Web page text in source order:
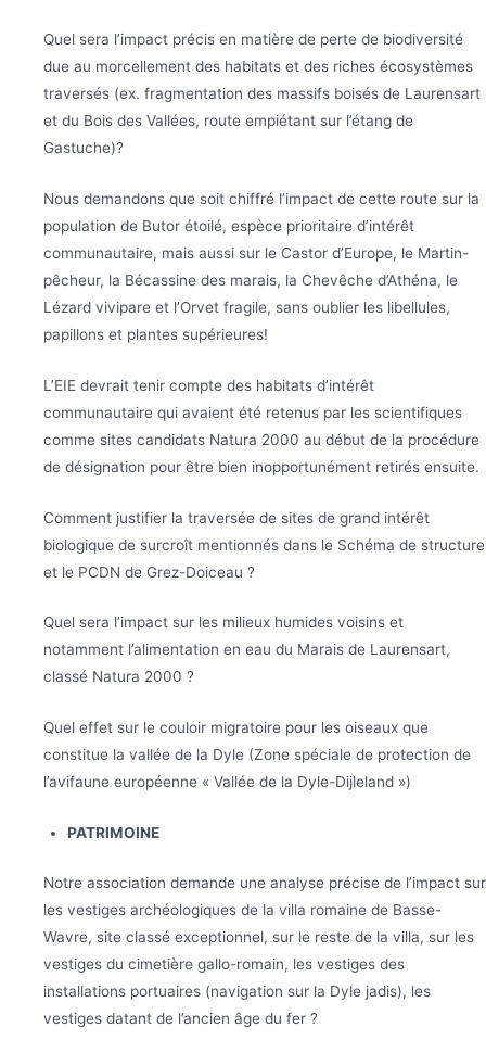
Quel sera l’impact précis en matière de perte de biodiversité
due au morcellement des habitats et des riches écosystèmes
traversés (ex. fragmentation des massifs boisés de Laurensart
et du Bois des Vallées, route empiétant sur l’étang de
Gastuche)?
Nous demandons que soit chiffré l’impact de cette route sur la
population de Butor étoilé, espèce prioritaire d’intérêt
communautaire, mais aussi sur le Castor d’Europe, le Martin-
pêcheur, la Bécassine des marais, la Chevêche d’Athéna, le
Lézard vivipare et l’Orvet fragile, sans oublier les libellules,
papillons et plantes supérieures!
L’EIE devrait tenir compte des habitats d’intérêt
communautaire qui avaient été retenus par les scientifiques
comme sites candidats Natura 2000 au début de la procédure
de désignation pour être bien inopportunément retirés ensuite.
Comment justifier la traversée de sites de grand intérêt
biologique de surcroît mentionnés dans le Schéma de structure
et le PCDN de Grez-Doiceau ?
Quel sera l’impact sur les milieux humides voisins et
notamment l’alimentation en eau du Marais de Laurensart,
classé Natura 2000 ?
Quel effet sur le couloir migratoire pour les oiseaux que
constitue la vallée de la Dyle (Zone spéciale de protection de
l’avifaune européenne « Vallée de la Dyle-Dijleland »)
PATRIMOINE
Notre association demande une analyse précise de l’impact sur
les vestiges archéologiques de la villa romaine de Basse-
Wavre, site classé exceptionnel, sur le reste de la villa, sur les
vestiges du cimetière gallo-romain, les vestiges des
installations portuaires (navigation sur la Dyle jadis), les
vestiges datant de l’ancien âge du fer ?